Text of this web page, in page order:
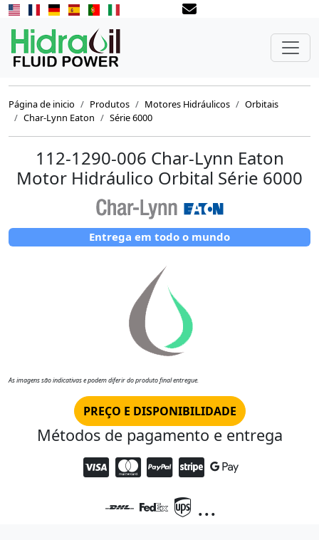
Página de inicio Produtos Motores Hidráulicos
Orbitais
Char-Lynn Eaton
Série 6000
112-1290-006 Char-Lynn Eaton
Motor Hidráulico Orbital Série 6000
Entrega em todo o mundo
As imagens são indicativas e podem diferir do produto final entregue.
PREÇO E DISPONIBILIDADE
Métodos de pagamento e entrega
...